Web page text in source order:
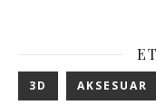
3D AKSESUAR